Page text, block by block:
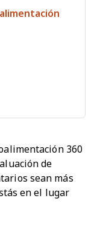
360
de
sean más
en el lugar